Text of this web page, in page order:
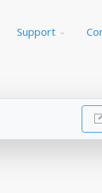
Support